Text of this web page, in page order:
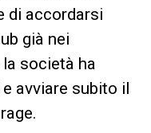
di accordarsi
già nei
società ha
avviare subito il